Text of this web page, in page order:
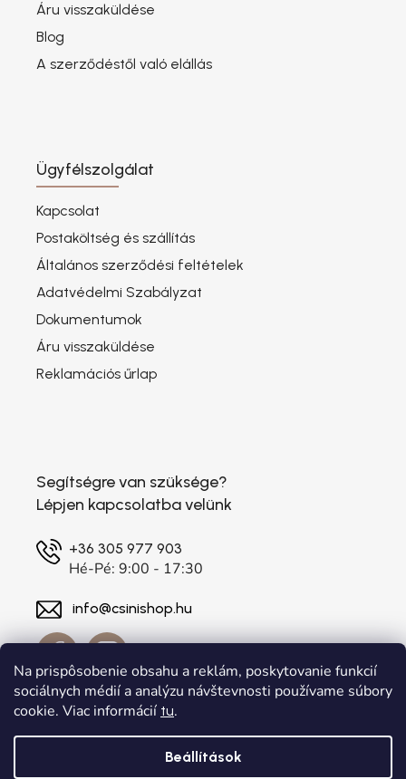
Na prispôsobenie obsahu a reklám, poskytovanie funkcií
sociálnych médií a analýzu návštevnosti používame súbory
cookie. Viac informácií tu.
Beállítások
Áru visszaküldése
Blog
A szerződéstől való elállás
Ügyfélszolgálat
Kapcsolat
Postaköltség és szállítás
Általános szerződési feltételek
Adatvédelmi Szabályzat
Dokumentumok
Áru visszaküldése
Reklamációs űrlap
Segítségre van szüksége?
Lépjen kapcsolatba velünk
+36 305 977 903
Hé-Pé: 9:00 - 17:30
info@csinishop.hu